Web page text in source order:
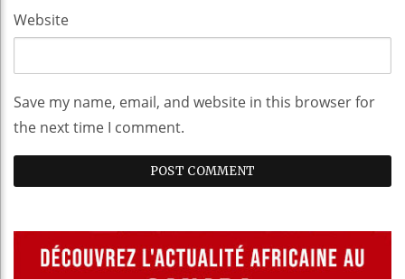
Website
Save my name, email, and website in this browser for
the next time I comment.